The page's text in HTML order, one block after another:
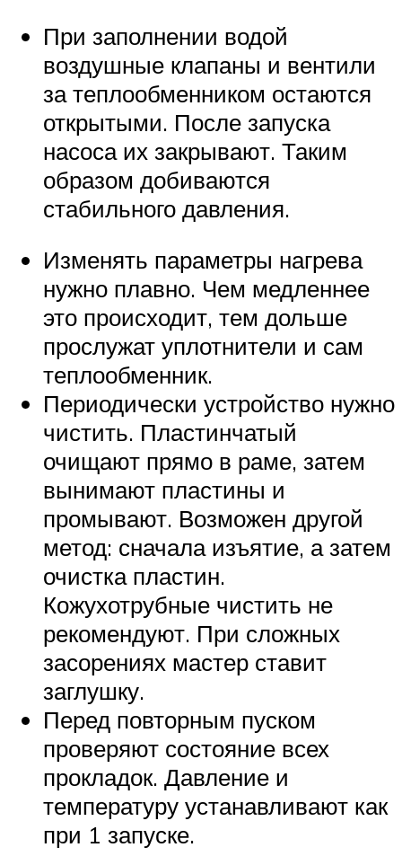
При заполнении водой
воздушные клапаны и вентили
за теплообменником остаются
открытыми. После запуска
насоса их закрывают. Таким
образом добиваются
стабильного давления.
Изменять параметры нагрева
нужно плавно. Чем медленнее
это происходит, тем дольше
прослужат уплотнители и сам
теплообменник.
Периодически устройство нужно
чистить. Пластинчатый
очищают прямо в раме, затем
вынимают пластины и
промывают. Возможен другой
метод: сначала изъятие, а затем
очистка пластин.
Кожухотрубные чистить не
рекомендуют. При сложных
засорениях мастер ставит
заглушку.
Перед повторным пуском
проверяют состояние всех
прокладок. Давление и
температуру устанавливают как
при 1 запуске.